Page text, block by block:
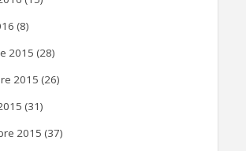
(8)
2015 (28)
2015 (26)
(31)
2015 (37)